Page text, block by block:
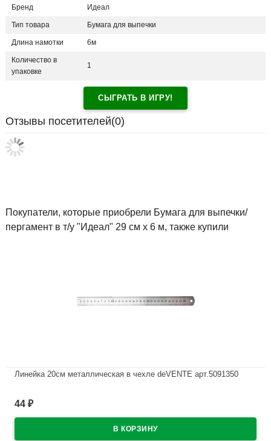
Бренд Идеал
Тип товара Бумага для выпечки
Длина намотки 6м
Количество в
упаковке
1
СЫГРАТЬ В ИГРУ!
Отзывы посетителей(0)
Покупатели, которые приобрели Бумага для выпечки/
пергамент в т/у "Идеал" 29 см х 6 м, также купили
Линейка 20см металлическая в чехле deVENTE арт.5091350
44 ₽